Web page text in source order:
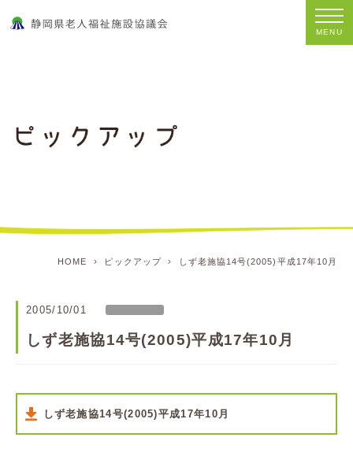
MENU
HOME ピックアップ しず老施協14号(2005)平成17年10月
2005/10/01
しず老施協14号(2005)平成17年10月
しず老施協14号(2005)平成17年10月